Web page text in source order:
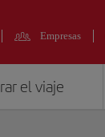
Empresas
el viaje